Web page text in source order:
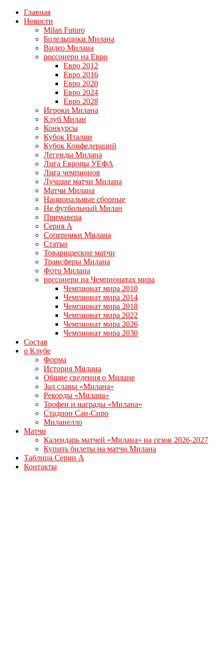
Главная
Новости
Milan Futuro
Болельщики Милана
Видео Милана
россонери на Евро
Евро 2012
Евро 2016
Евро 2020
Евро 2024
Евро 2028
Игроки Милана
Клуб Милан
Конкурсы
Кубок Италии
Кубок Конфедераций
Легенды Милана
Лига Европы УЕФА
Лига чемпионов
Лучшие матчи Милана
Матчи Милана
Национальные сборные
Не футбольный Милан
Примавера
Серия А
Соперники Милана
Статьи
Товарищеские матчи
Трансферы Милана
Фото Милана
россонери на Чемпионатах мира
Чемпионат мира 2010
Чемпионат мира 2014
Чемпионат мира 2018
Чемпионат мира 2022
Чемпионат мира 2026
Чемпионат мира 2030
Состав
о Клубе
Форма
История Милана
Общие сведения о Милане
Зал славы «Милана»
Рекорды «Милана»
Трофеи и награды «Милана»
Стадион Сан-Сиро
Миланелло
Матчи
Календарь матчей «Милана» на сезон 2026-2027
Купить билеты на матчи Милана
Таблица Серии А
Контакты